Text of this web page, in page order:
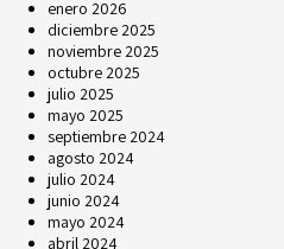
enero 2026
diciembre 2025
noviembre 2025
octubre 2025
julio 2025
mayo 2025
septiembre 2024
agosto 2024
julio 2024
junio 2024
mayo 2024
abril 2024